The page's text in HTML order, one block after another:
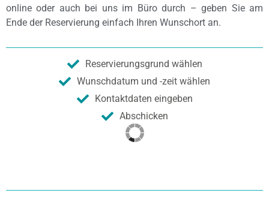
online oder auch bei uns im Büro durch – geben Sie am
Ende der Reservierung einfach Ihren Wunschort an.
Reservierungsgrund wählen
Wunschdatum und -zeit wählen
Kontaktdaten eingeben
Abschicken